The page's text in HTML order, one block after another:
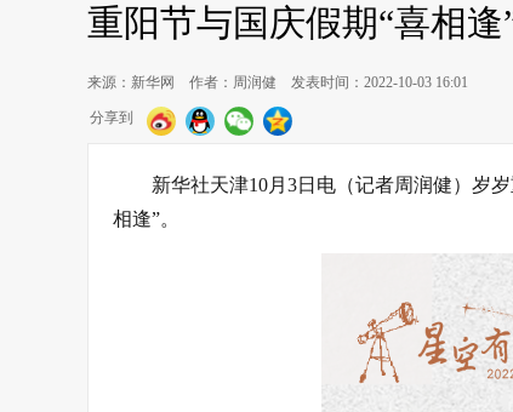
重阳节与国庆假期“喜相逢
来源：新华网 作者：周润健 发表时间：2022-10-03 16:01
分享到
新华社天津10月3日电（记者周润健）岁
相逢”。